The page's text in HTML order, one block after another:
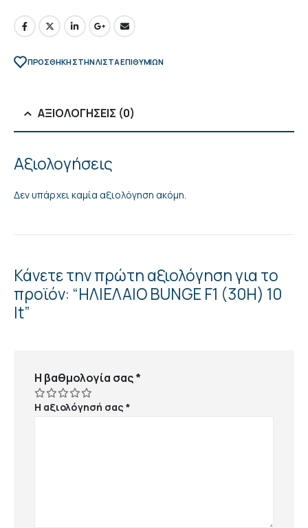
ΠΡΌΣΘΉΚΗ ΣΤΗΝ ΛΊΣΤΑ ΕΠΙΘΥΜΙΏΝ
ΑΞΙΟΛΟΓΉΣΕΙΣ (0)
Αξιολογήσεις
Δεν υπάρχει καμία αξιολόγηση ακόμη.
Κάνετε την πρώτη αξιολόγηση για το
προϊόν: “ΗΛΙΕΛΑΙΟ BUNGE F1 (30H) 10
lt”
Η βαθμολογία σας*
Η αξιολόγησή σας*